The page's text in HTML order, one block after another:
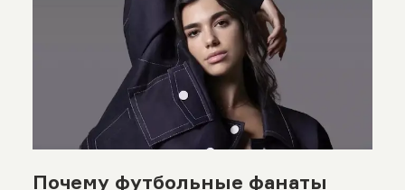
Почему футбольные фанаты